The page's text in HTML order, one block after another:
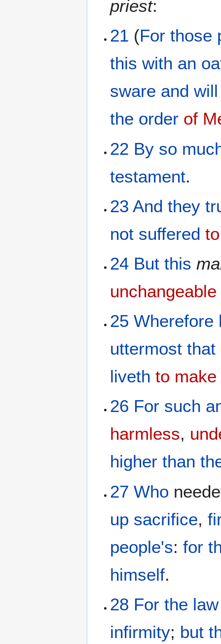
priest:
21 (For those
this with an
sware and
the order of
22 By so
testament.
23 And they
not suffered
24 But this
unchangeable
25 Wherefore
uttermost that
liveth to
26 For such
harmless,
higher than
27 Who
up sacrifice,
people's:for
himself.
28 For the law
infirmity; but